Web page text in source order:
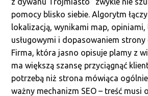
pomocy blisko siebie. Algorytm
lokalizacją, wynikami map, opiniami,
usługowymi i dopasowaniem
Firma, która jasno opisuje plamy z
ma większą szansę przyciągnąć
potrzebą niż strona mówiąca
ważny mechanizm SEO – treść musi